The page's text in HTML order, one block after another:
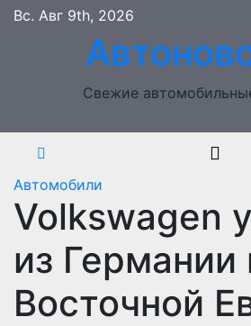
Перейти
содержимому
Вс. Авг 9th, 2026
Свежие
Автомобили
Volkswagen
из Германии
Восточной